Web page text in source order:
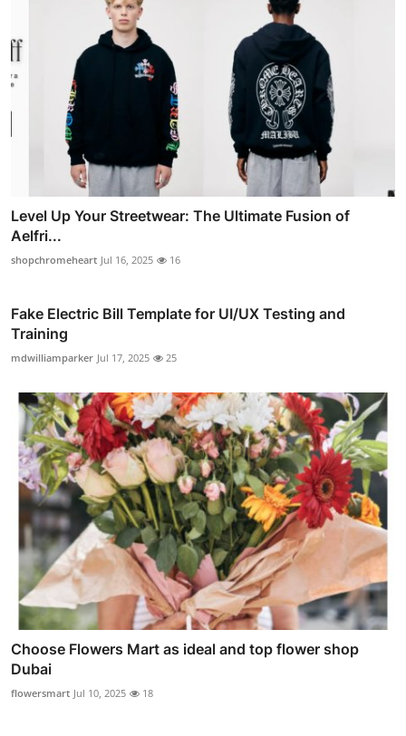
Level Up Your Streetwear: The Ultimate Fusion of
Aelfri...
shopchromeheart Jul 16, 2025 16
Fake Electric Bill Template for UI/UX Testing and
Training
mdwilliamparker Jul 17, 2025 25
Choose Flowers Mart as ideal and top flower shop
Dubai
flowersmart Jul 10, 2025 18